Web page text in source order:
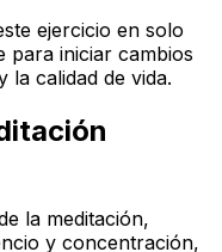
ejercicio en solo
para iniciar cambios
la calidad de vida.
la meditación,
y concentración,